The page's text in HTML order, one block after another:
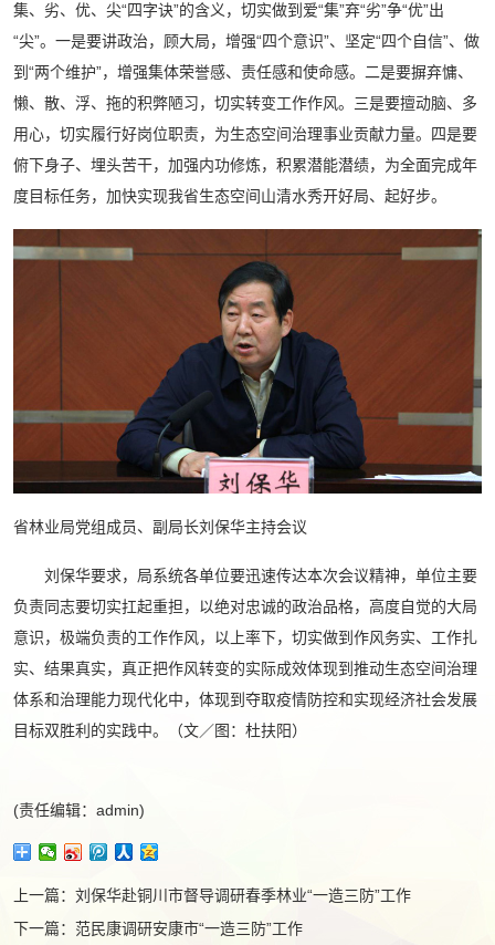
集、劣、优、尖“四字诀”的含义，切实做到爱“集”弃“劣”争“优”出
“尖”。一是要讲政治，顾大局，增强“四个意识”、坚定“四个自信”、做
到“两个维护”，增强集体荣誉感、责任感和使命感。二是要摒弃慵、
懒、散、浮、拖的积弊陋习，切实转变工作作风。三是要擅动脑、多
用心，切实履行好岗位职责，为生态空间治理事业贡献力量。四是要
俯下身子、埋头苦干，加强内功修炼，积累潜能潜绩，为全面完成年
度目标任务，加快实现我省生态空间山清水秀开好局、起好步。
省林业局党组成员、副局长刘保华主持会议
刘保华要求，局系统各单位要迅速传达本次会议精神，单位主要
负责同志要切实扛起重担，以绝对忠诚的政治品格，高度自觉的大局
意识，极端负责的工作作风，以上率下，切实做到作风务实、工作扎
实、结果真实，真正把作风转变的实际成效体现到推动生态空间治理
体系和治理能力现代化中，体现到夺取疫情防控和实现经济社会发展
目标双胜利的实践中。（文／图：杜扶阳）
(责任编辑：admin)
上一篇： 刘保华赴铜川市督导调研春季林业“一造三防”工作
下一篇： 范民康调研安康市“一造三防”工作